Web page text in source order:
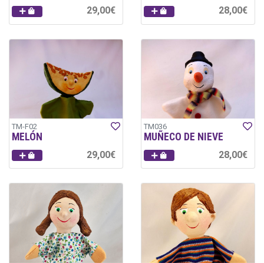
29,00€ 28,00€
TM-F02
MELÓN
29,00€
TM036
MUÑECO DE NIEVE
28,00€